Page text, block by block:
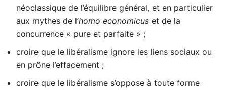
néoclassique de l’équilibre général, et en particulier
aux mythes de l’homo economicus et de la
concurrence « pure et parfaite » ;
croire que le libéralisme ignore les liens sociaux ou
en prône l’effacement ;
croire que le libéralisme s’oppose à toute forme